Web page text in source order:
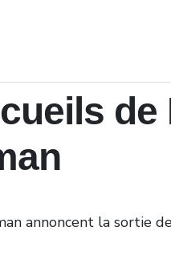
annoncent la sortie